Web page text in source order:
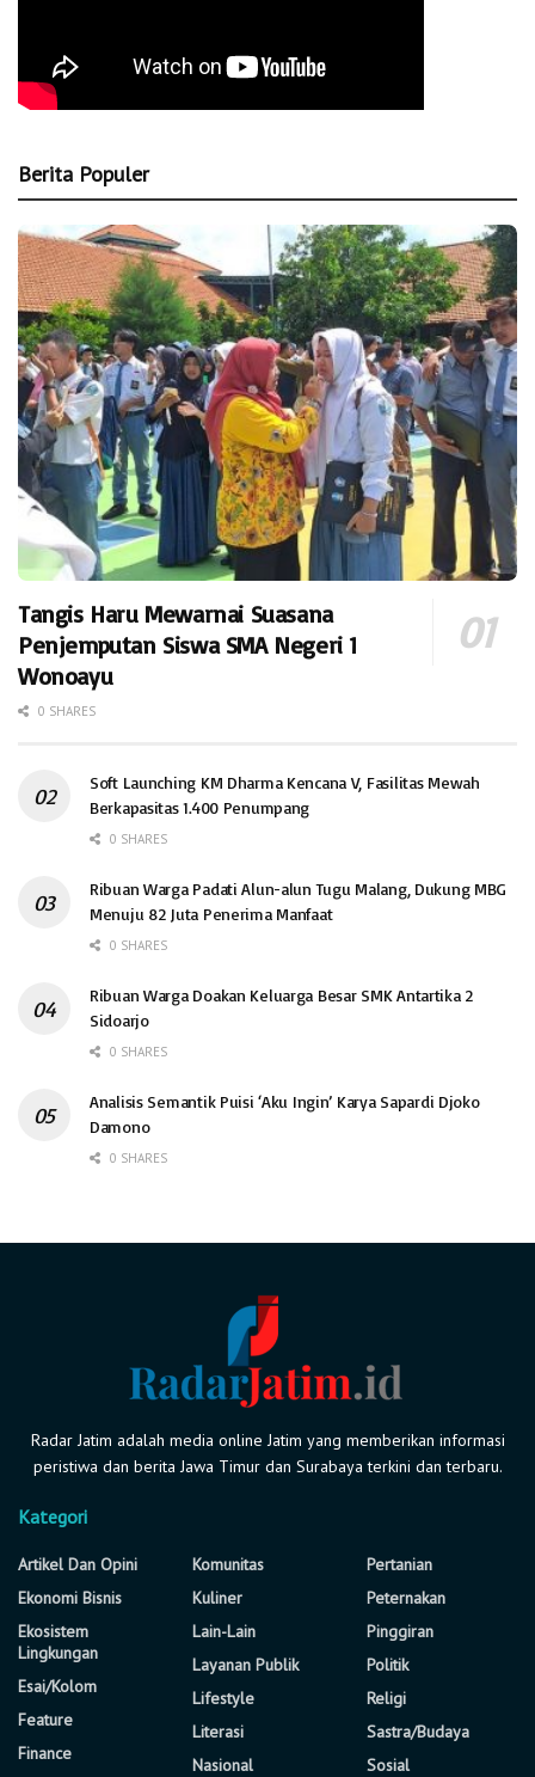
Berita Populer
Tangis Haru Mewarnai Suasana
Penjemputan Siswa SMA Negeri 1
Wonoayu
0 SHARES
Soft Launching KM Dharma Kencana V, Fasilitas Mewah
Berkapasitas 1.400 Penumpang
0 SHARES
Ribuan Warga Padati Alun-alun Tugu Malang, Dukung MBG
Menuju 82 Juta Penerima Manfaat
0 SHARES
Ribuan Warga Doakan Keluarga Besar SMK Antartika 2
Sidoarjo
0 SHARES
Analisis Semantik Puisi ‘Aku Ingin’ Karya Sapardi Djoko
Damono
0 SHARES
Radar Jatim adalah media online Jatim yang memberikan informasi
peristiwa dan berita Jawa Timur dan Surabaya terkini dan terbaru.
Kategori
Artikel Dan Opini
Ekonomi Bisnis
Ekosistem
Lingkungan
Esai/Kolom
Feature
Finance
Komunitas
Kuliner
Lain-Lain
Layanan Publik
Lifestyle
Literasi
Nasional
Pertanian
Peternakan
Pinggiran
Politik
Religi
Sastra/Budaya
Sosial